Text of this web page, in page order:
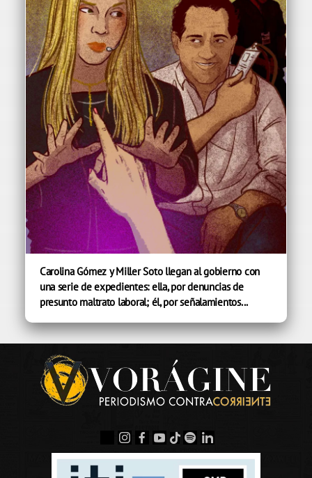
Carolina Gómez y Miller Soto llegan al gobierno con
una serie de expedientes: ella, por denuncias de
presunto maltrato laboral; él, por señalamientos...